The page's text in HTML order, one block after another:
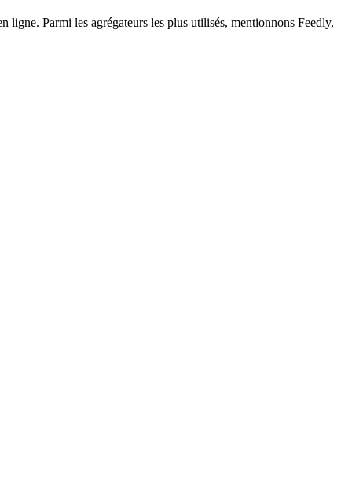
Parmi les agrégateurs les plus utilisés, mentionnons Feedly,